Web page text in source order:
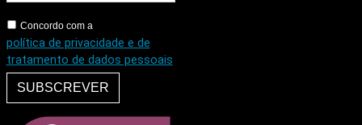
Concordo com a
política de privacidade e de
tratamento de dados pessoais
SUBSCREVER